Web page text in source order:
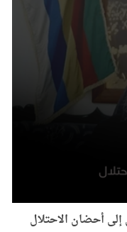
الاحتلال